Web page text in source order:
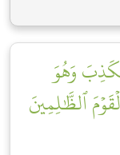
وَهُوَ
ٱلظَّٰلِمِينَ